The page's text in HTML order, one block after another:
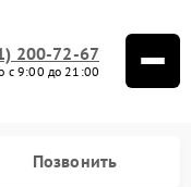
200-72-67
с 9:00 до 21:00
Позвонить